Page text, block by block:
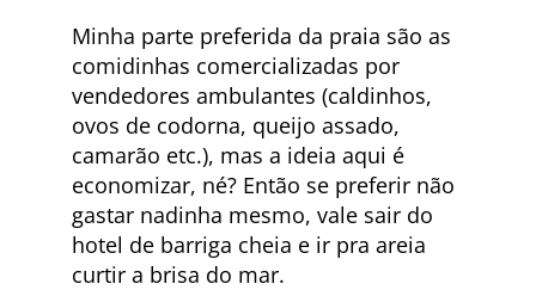
Minha parte preferida da praia são as
comidinhas comercializadas por
vendedores ambulantes (caldinhos,
ovos de codorna, queijo assado,
camarão etc.), mas a ideia aqui é
economizar, né? Então se preferir não
gastar nadinha mesmo, vale sair do
hotel de barriga cheia e ir pra areia
curtir a brisa do mar.